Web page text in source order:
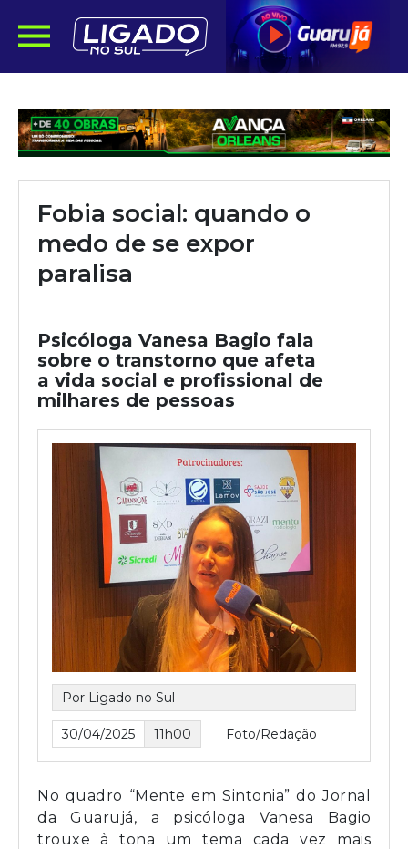
Fobia social: quando o
medo de se expor
paralisa
Psicóloga Vanesa Bagio fala
sobre o transtorno que afeta
a vida social e profissional de
milhares de pessoas
Por Ligado no Sul
30/04/2025 11h00 Foto/Redação
No quadro “Mente em Sintonia” do Jornal
da Guarujá, a psicóloga Vanesa Bagio
trouxe à tona um tema cada vez mais